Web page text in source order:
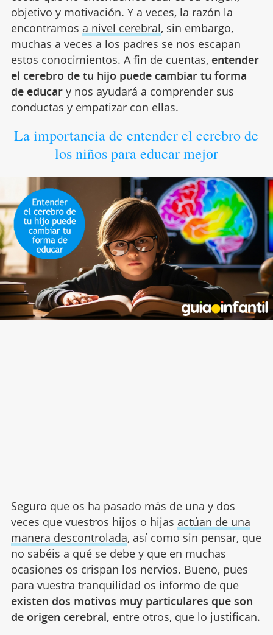
objetivo y motivación. Y a veces, la razón la
encontramos a nivel cerebral, sin embargo,
muchas a veces a los padres se nos escapan
estos conocimientos. A fin de cuentas, entender
el cerebro de tu hijo puede cambiar tu forma
de educary nos ayudará a comprender sus
conductas y empatizar con ellas.
La importancia de entender el cerebro de
los niños para educar mejor
Seguro que os ha pasado más de una y dos
veces que vuestros hijos o hijas actúan de una
manera descontrolada, así como sin pensar, que
no sabéis a qué se debe y que en muchas
ocasiones os crispan los nervios. Bueno, pues
para vuestra tranquilidad os informo de que
existen dos motivos muy particulares que son
de origen cerebral, entre otros, que lo justifican.